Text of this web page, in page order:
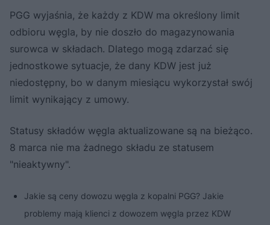
PGG wyjaśnia, że każdy z KDW ma określony limit
odbioru węgla, by nie doszło do magazynowania
surowca w składach. Dlatego mogą zdarzać się
jednostkowe sytuacje, że dany KDW jest już
niedostępny, bo w danym miesiącu wykorzystał swój
limit wynikający z umowy.
Statusy składów węgla aktualizowane są na bieżąco.
8 marca nie ma żadnego składu ze statusem
"nieaktywny".
Jakie są ceny dowozu węgla z kopalni PGG? Jakie
problemy mają klienci z dowozem węgla przez KDW